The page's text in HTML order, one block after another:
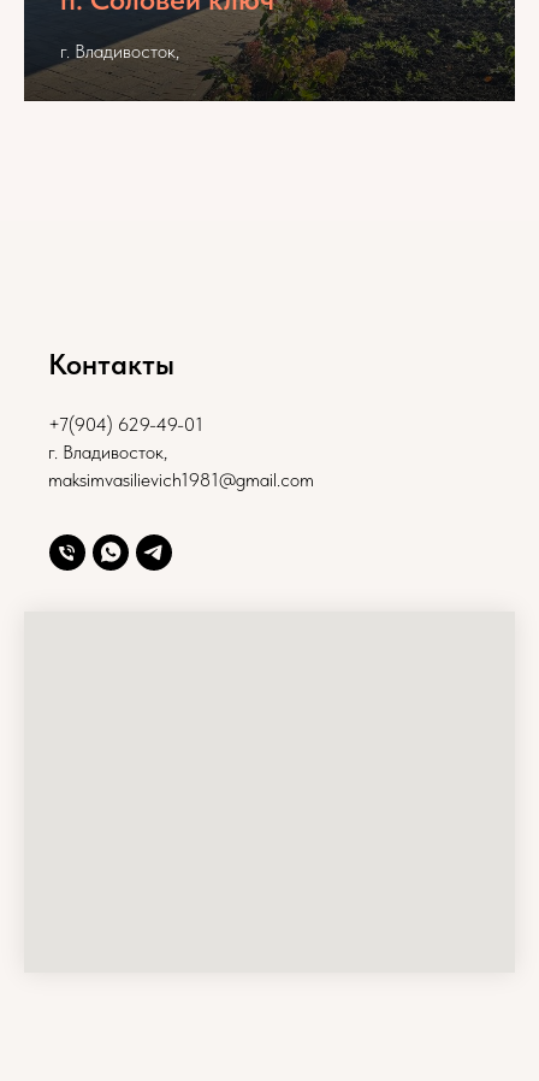
г. Владивосток,
Контакты
+7(904) 629-49-01
г. Владивосток,
maksimvasilievich1981@gmail.com